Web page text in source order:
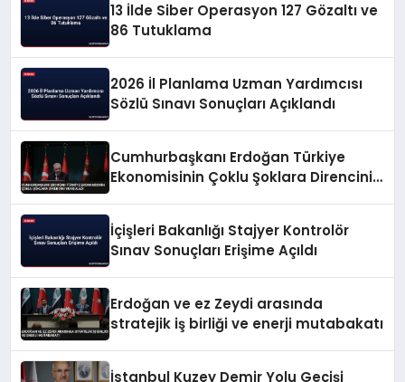
13 İlde Siber Operasyon 127 Gözaltı ve
86 Tutuklama
2026 İl Planlama Uzman Yardımcısı
Sözlü Sınavı Sonuçları Açıklandı
Cumhurbaşkanı Erdoğan Türkiye
Ekonomisinin Çoklu Şoklara Direncini
İçişleri Bakanlığı Stajyer Kontrolör
Sınav Sonuçları Erişime Açıldı
Erdoğan ve ez Zeydi arasında
stratejik iş birliği ve enerji mutabakatı
İstanbul Kuzey Demir Yolu Geçişi